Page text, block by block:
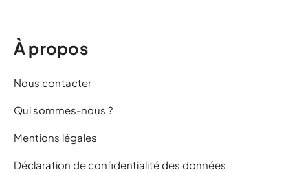
À propos
Nous contacter
Qui sommes-nous ?
Mentions légales
Déclaration de confidentialité des données